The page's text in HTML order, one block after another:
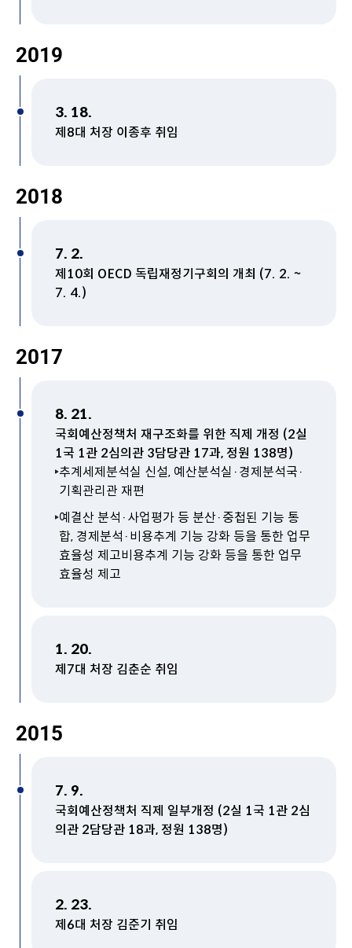
2019
3. 18.
제8대 처장 이종후 취임
2018
7. 2.
제10회 OECD 독립재정기구회의 개최 (7. 2. ~
7. 4.)
2017
8. 21.
국회예산정책처 재구조화를 위한 직제 개정 (2실
1국 1관 2심의관 3담당관 17과, 정원 138명)
추계세제분석실 신설, 예산분석실·경제분석국·
기획관리관 재편
예결산 분석·사업평가 등 분산·중첩된 기능 통
합, 경제분석·비용추계 기능 강화 등을 통한 업무
효율성 제고비용추계 기능 강화 등을 통한 업무
효율성 제고
1. 20.
제7대 처장 김춘순 취임
2015
7. 9.
국회예산정책처 직제 일부개정 (2실 1국 1관 2심
의관 2담당관 18과, 정원 138명)
2. 23.
제6대 처장 김준기 취임